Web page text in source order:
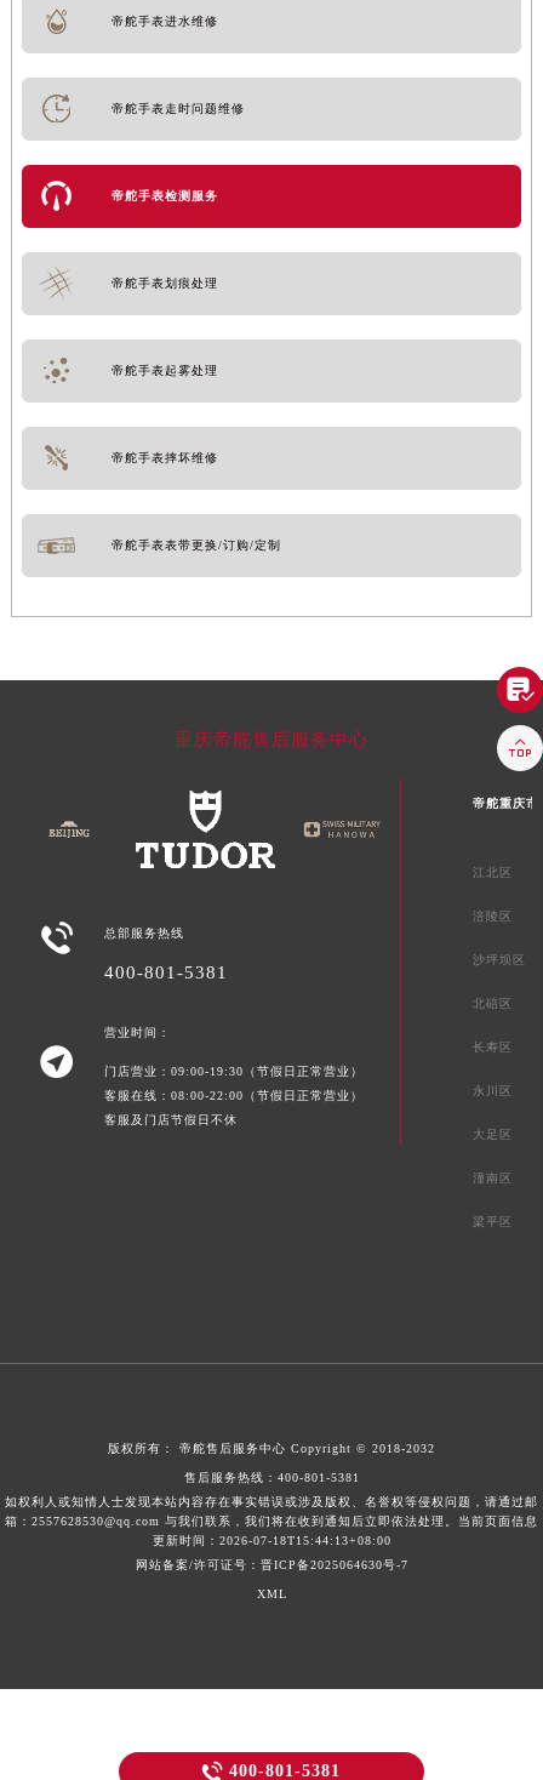
帝舵手表进水维修
帝舵手表走时问题维修
帝舵手表检测服务
帝舵手表划痕处理
帝舵手表起雾处理
帝舵手表摔坏维修
帝舵手表表带更换/订购/定制
重庆帝舵售后服务中心
 总部服务热线
400-801-5381

营业时间：
门店营业：09:00-19:30（节假日正常营业）
客服在线：08:00-22:00（节假日正常营业）
客服及门店节假日不休
帝舵重庆市
江北区
涪陵区
沙坪坝区
北碚区
长寿区
永川区
大足区
潼南区
梁平区
版权所有： 帝舵售后服务中心 Copyright © 2018-2032
售后服务热线： 400-801-5381
如权利人或知情人士发现本站内容存在事实错误或涉及版权、名誉权等侵权问题，请通过邮
箱：2557628530@qq.com 与我们联系，我们将在收到通知后立即依法处理。当前页面信息
更新时间：2026-07-18T15:44:13+08:00
网站备案/许可证号：晋ICP备2025064630号-7
XML
 400-801-5381

